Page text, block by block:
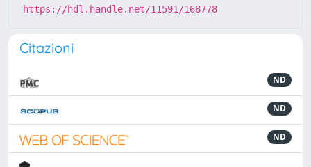
https://hdl.handle.net/11591/168778
Citazioni
ND
ND
ND